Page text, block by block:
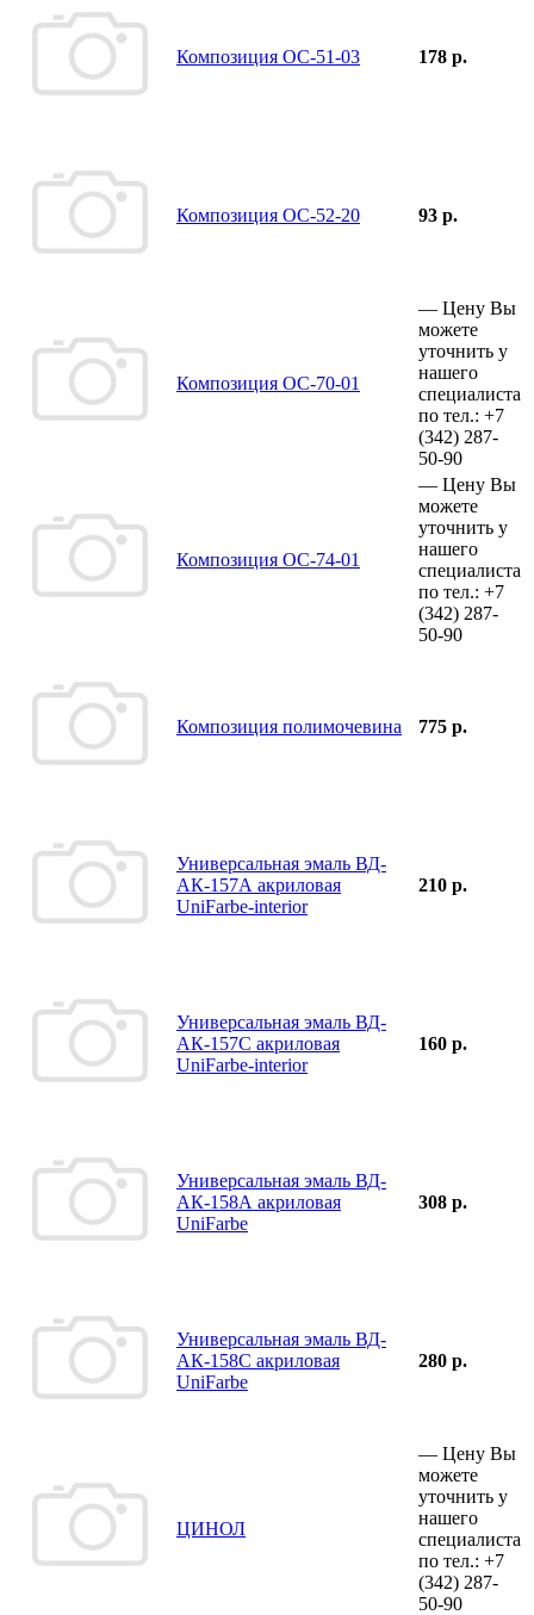
Композиция ОС-51-03 178 р.
Композиция ОС-52-20 93 р.
Композиция ОС-70-01
— Цену Вы
можете
уточнить у
нашего
специалиста
по тел.: +7
(342) 287-
50-90
Композиция ОС-74-01
— Цену Вы
можете
уточнить у
нашего
специалиста
по тел.: +7
(342) 287-
50-90
Композиция полимочевина 775 р.
Универсальная эмаль ВД-
АК-157А акриловая
UniFarbe-interior
210 р.
Универсальная эмаль ВД-
АК-157С акриловая
UniFarbe-interior
160 р.
Универсальная эмаль ВД-
АК-158А акриловая
UniFarbe
308 р.
Универсальная эмаль ВД-
АК-158С акриловая
UniFarbe
280 р.
ЦИНОЛ
— Цену Вы
можете
уточнить у
нашего
специалиста
по тел.: +7
(342) 287-
50-90